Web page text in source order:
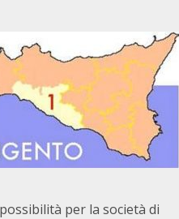
per la società di